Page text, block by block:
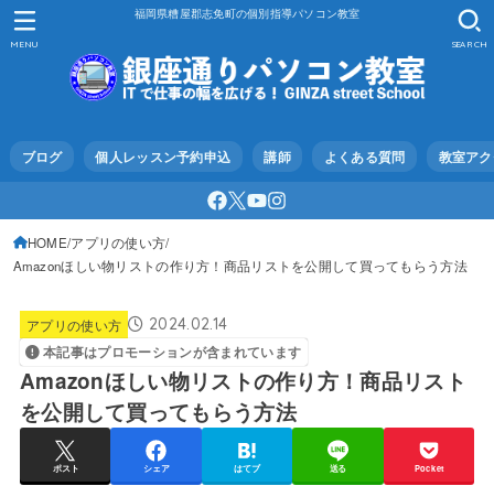
福岡県糟屋郡志免町の個別指導パソコン教室
ブログ 個人レッスン予約申込 講師 よくある質問 教室ア
SEARCH
MENU
HOME アプリの使い方
Amazonほしい物リストの作り方！商品リストを公開して買ってもらう方法
アプリの使い方 2024.02.14
本記事はプロモーションが含まれています
Amazonほしい物リストの作り方！商品リスト
を公開して買ってもらう方法
ポスト シェア はてブ 送る Pocket